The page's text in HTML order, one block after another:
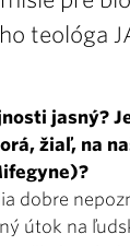
teológa
jasný?
žiaľ, na
dobre
útok na